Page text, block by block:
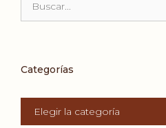
Categorías